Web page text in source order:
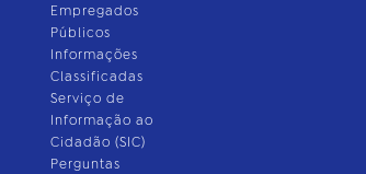
Empregados
Públicos
Informações
Classificadas
Serviço de
Informação ao
Cidadão (SIC)
Perguntas